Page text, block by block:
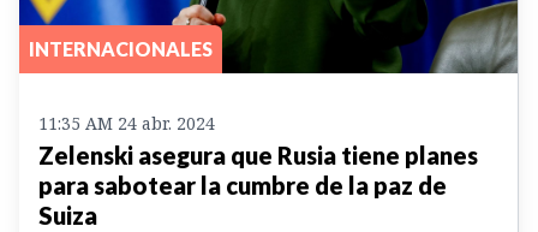
INTERNACIONALES
11:35 AM 24 abr. 2024
Zelenski asegura que Rusia tiene planes
para sabotear la cumbre de la paz de
Suiza